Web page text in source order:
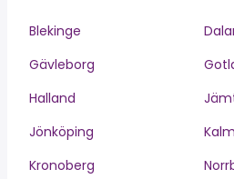
Blekinge
Gävleborg
Halland
Jönköping
Kronoberg